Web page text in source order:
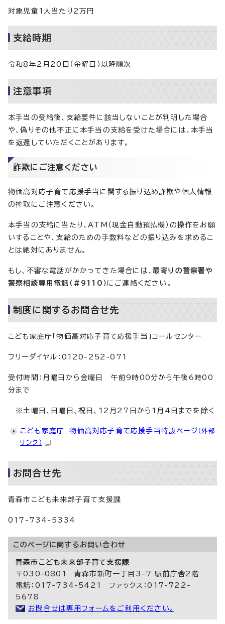
対象児童1人当たり2万円
支給時期
令和8年2月20日（金曜日）以降順次
注意事項
本手当の受給後、支給要件に該当しないことが判明した場合
や、偽りその他不正に本手当の支給を受けた場合には、本手当
を返還していただくことがあります。
詐欺にご注意ください
物価高対応子育て応援手当に関する振り込め詐欺や個人情報
の搾取にご注意ください。
本手当の支給に当たり、ATM（現金自動預払機）の操作をお願
いすることや、支給のための手数料などの振り込みを求めるこ
とは絶対にありません。
もし、不審な電話がかかってきた場合には、 最寄りの警察署や
警察相談専用電話（＃9110） にご連絡ください。
制度に関するお問合せ先
こども家庭庁「物価高対応子育て応援手当」コールセンター
フリーダイヤル：0120-252-071
受付時間：月曜日から金曜日 午前9時00分から午後6時00
分まで
※土曜日、日曜日、祝日、12月27日から1月4日までを除く
こども家庭庁 物価高対応子育て応援手当特設ページ （外部
リンク）
お問合せ先
青森市こども未来部子育て支援課
017-734-5334
このページに関する お問い合わせ
青森市こども未来部子育て支援課
〒030-0801 青森市新町一丁目3-7 駅前庁舎2階
電話：017-734-5421 ファックス：017-722-
5678
お問合せは専用フォームをご利用ください。